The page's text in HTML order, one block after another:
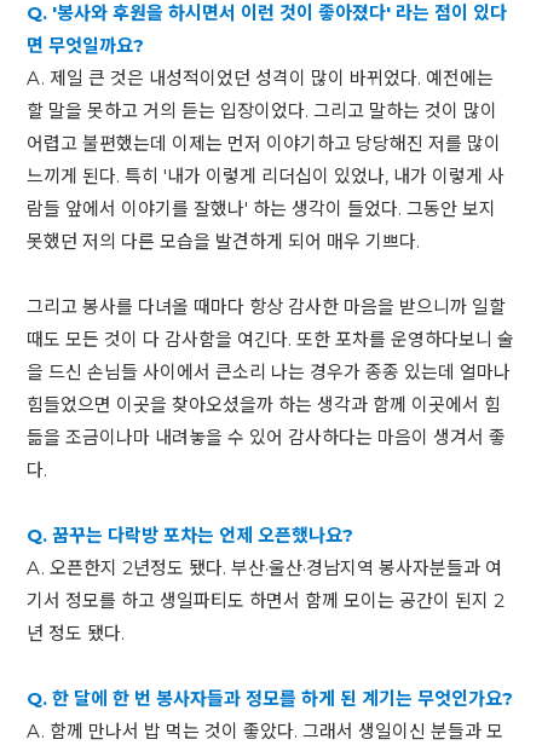
Q. '봉사와 후원을 하시면서 이런 것이 좋아졌다' 라는 점이 있다
면 무엇일까요?
A. 제일 큰 것은 내성적이었던 성격이 많이 바뀌었다. 예전에는
할 말을 못하고 거의 듣는 입장이었다. 그리고 말하는 것이 많이
어렵고 불편했는데 이제는 먼저 이야기하고 당당해진 저를 많이
느끼게 된다. 특히 '내가 이렇게 리더십이 있었나, 내가 이렇게 사
람들 앞에서 이야기를 잘했나' 하는 생각이 들었다. 그동안 보지
못했던 저의 다른 모습을 발견하게 되어 매우 기쁘다.
그리고 봉사를 다녀올 때마다 항상 감사한 마음을 받으니까 일할
때도 모든 것이 다 감사함을 여긴다. 또한 포차를 운영하다보니 술
을 드신 손님들 사이에서 큰소리 나는 경우가 종종 있는데 얼마나
힘들었으면 이곳을 찾아오셨을까 하는 생각과 함께 이곳에서 힘
듦을 조금이나마 내려놓을 수 있어 감사하다는 마음이 생겨서 좋
다.
Q. 꿈꾸는 다락방 포차는 언제 오픈했나요?
A. 오픈한지 2년정도 됐다. 부산·울산·경남지역 봉사자분들과 여
기서 정모를 하고 생일파티도 하면서 함께 모이는 공간이 된지 2
년 정도 됐다.
Q. 한 달에 한 번 봉사자들과 정모를 하게 된 계기는 무엇인가요?
A. 함께 만나서 밥 먹는 것이 좋았다. 그래서 생일이신 분들과 모